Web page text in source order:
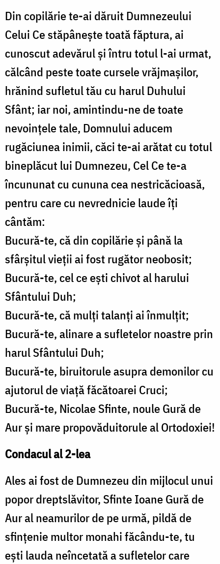
Din copilărie te-ai dăruit Dumnezeului
Celui Ce stăpâneşte toată făptura, ai
cunoscut adevărul şi întru totul l-ai urmat,
călcând peste toate cursele vrăjmaşilor,
hrănind sufletul tău cu harul Duhului
Sfânt; iar noi, amintindu-ne de toate
nevoinţele tale, Domnului aducem
rugăciunea inimii, căci te-ai arătat cu totul
bineplăcut lui Dumnezeu, Cel Ce te-a
încununat cu cununa cea nestricăcioasă,
pentru care cu nevrednicie laude îţi
cântăm:
Bucură-te, că din copilărie şi până la
sfârşitul vieţii ai fost rugător neobosit;
Bucură-te, cel ce eşti chivot al harului
Sfântului Duh;
Bucură-te, că mulţi talanţi ai înmulţit;
Bucură-te, alinare a sufletelor noastre prin
harul Sfântului Duh;
Bucură-te, biruitorule asupra demonilor cu
ajutorul de viaţă făcătoarei Cruci;
Bucură-te, Nicolae Sfinte, noule Gură de
Aur şi mare propovăduitorule al Ortodoxiei!
Condacul al 2-lea
Ales ai fost de Dumnezeu din mijlocul unui
popor dreptslăvitor, Sfinte Ioane Gură de
Aur al neamurilor de pe urmă, pildă de
sfinţenie multor monahi făcându-te, tu
eşti lauda neîncetată a sufletelor care